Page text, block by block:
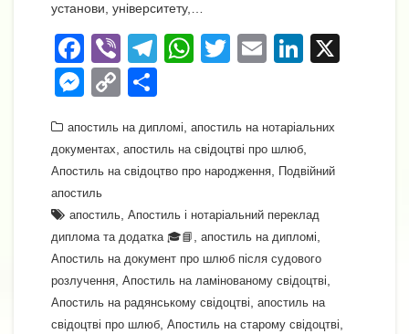
установи, університету,…
F
a
c
e
b
o
o
k
Vi
b
er
T
gr
a
W
s
A
p
T
er
E
Li
e
dI
M
ss
e
n
g
er
C
p
y
n
k
ді
л
т
и
с
я
апостиль на дипломі апостиль на нотаріальних
документах апостиль на свідоцтві про шлюб
Апостиль на свідоцтво про народження
Подвійний
апостиль
апостиль Апостиль і нотаріальний переклад
диплома та додатка 🎓📘
апостиль на дипломі
Апостиль на документ про шлюб після судового
розлучення Апостиль на ламінованому свідоцтві
Апостиль на радянському свідоцтві апостиль на
свідоцтві про шлюб Апостиль на старому свідоцтві